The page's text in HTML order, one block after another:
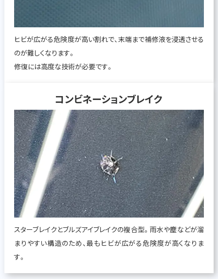
ヒビが広がる危険度が高い割れで、末端まで補修液を浸透させる
のが難しくなります。
修復には高度な技術が必要です。
コンビネーションブレイク
スターブレイクとブルズアイブレイクの複合型。雨水や塵などが溜
まりやすい構造のため、最もヒビが広がる危険度が高くなりま
す。